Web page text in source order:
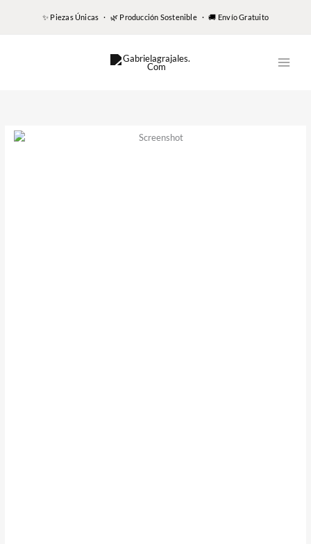
✨ Piezas Únicas · 🌿 Producción Sostenible · 🚚 Envío Gratuito